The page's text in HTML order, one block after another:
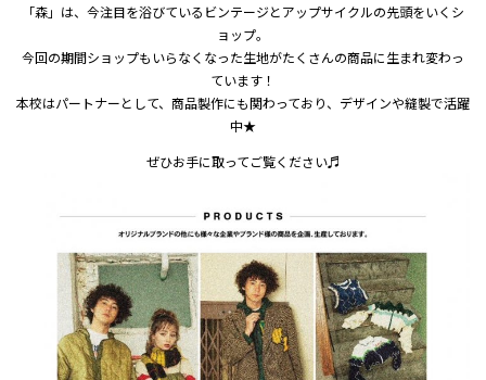
「森」は、今注目を浴びているビンテージとアップサイクルの先頭をいくシ
ョップ。
今回の期間ショップもいらなくなった生地がたくさんの商品に生まれ変わっ
ています！
本校はパートナーとして、商品製作にも関わっており、デザインや縫製で活躍
中★
ぜひお手に取ってご覧ください♬